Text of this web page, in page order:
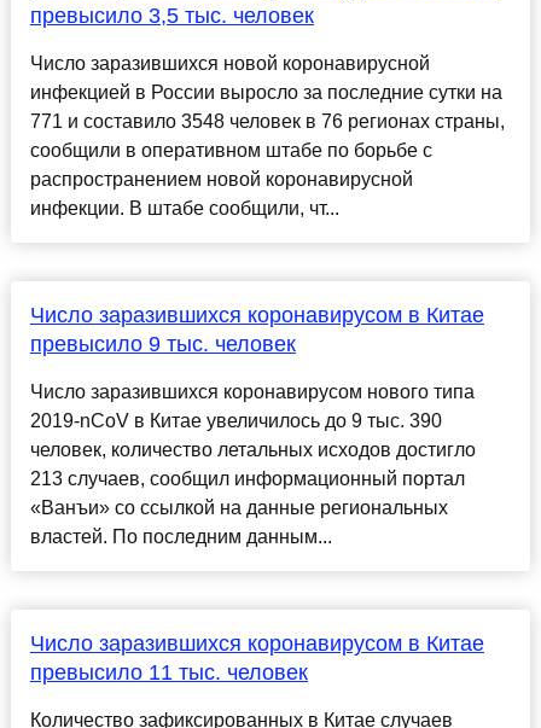
превысило 3,5 тыс. человек
Число заразившихся новой коронавирусной
инфекцией в России выросло за последние сутки на
771 и составило 3548 человек в 76 регионах страны,
сообщили в оперативном штабе по борьбе с
распространением новой коронавирусной
инфекции. В штабе сообщили, чт...
Число заразившихся коронавирусом в Китае
превысило 9 тыс. человек
Число заразившихся коронавирусом нового типа
2019-nCoV в Китае увеличилось до 9 тыс. 390
человек, количество летальных исходов достигло
213 случаев, сообщил информационный портал
«Ванъи» со ссылкой на данные региональных
властей. По последним данным...
Число заразившихся коронавирусом в Китае
превысило 11 тыс. человек
Количество зафиксированных в Китае случаев